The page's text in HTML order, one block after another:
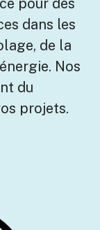
pour des
dans les
de la
Nos
du
projets.